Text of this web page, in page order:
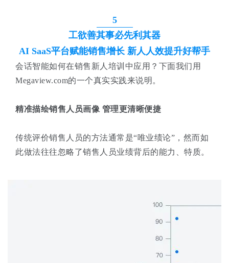
5
工欲善其事必先利其器
AI SaaS平台赋能销售增长 新人人效提升好帮手
会话智能如何在销售新人培训中应用？下面我们用
Megaview.com的一个真实实践来说明。
精准描绘销售人员画像 管理更清晰便捷
传统评价销售人员的方法通常是“唯业绩论”，然而如
此做法往往忽略了销售人员业绩背后的能力、特质。